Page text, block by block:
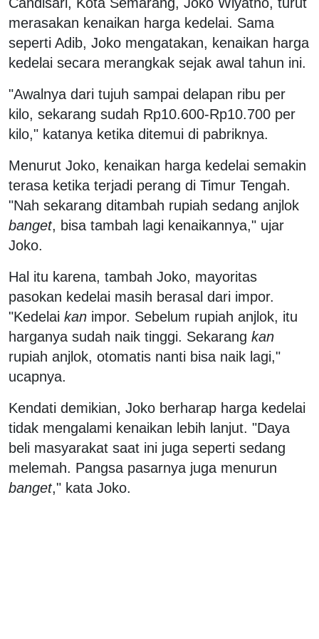
merasakan kenaikan harga kedelai. Sama
seperti Adib, Joko mengatakan, kenaikan harga
kedelai secara merangkak sejak awal tahun ini.
"Awalnya dari tujuh sampai delapan ribu per
kilo, sekarang sudah Rp10.600-Rp10.700 per
kilo," katanya ketika ditemui di pabriknya.
Menurut Joko, kenaikan harga kedelai semakin
terasa ketika terjadi perang di Timur Tengah.
"Nah sekarang ditambah rupiah sedang anjlok
banget, bisa tambah lagi kenaikannya," ujar
Joko.
Hal itu karena, tambah Joko, mayoritas
pasokan kedelai masih berasal dari impor.
"Kedelai kan impor. Sebelum rupiah anjlok, itu
harganya sudah naik tinggi. Sekarang kan
rupiah anjlok, otomatis nanti bisa naik lagi,"
ucapnya.
Kendati demikian, Joko berharap harga kedelai
tidak mengalami kenaikan lebih lanjut. "Daya
beli masyarakat saat ini juga seperti sedang
melemah. Pangsa pasarnya juga menurun
banget," kata Joko.